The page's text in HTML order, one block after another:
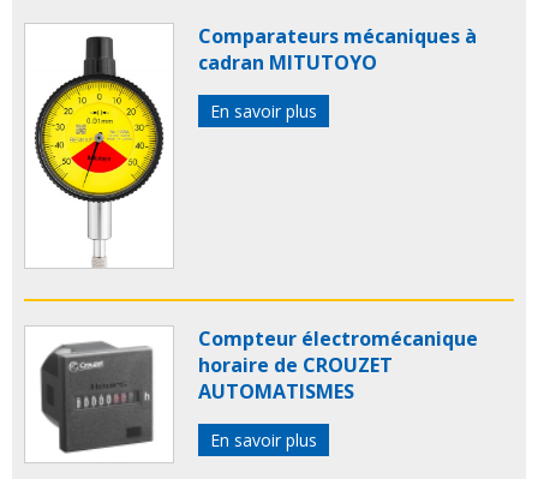
Comparateurs mécaniques à
cadran MITUTOYO
En savoir plus
Compteur électromécanique
horaire de CROUZET
AUTOMATISMES
En savoir plus